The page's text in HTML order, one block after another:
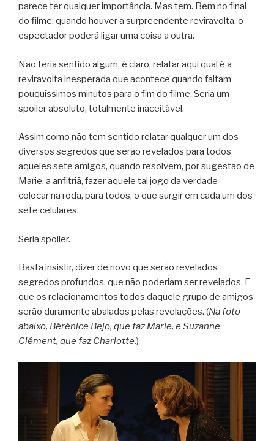
parece ter qualquer importância. Mas tem. Bem no final
do filme, quando houver a surpreendente reviravolta, o
espectador poderá ligar uma coisa a outra.
Não teria sentido algum, é claro, relatar aqui qual é a
reviravolta inesperada que acontece quando faltam
pouquíssimos minutos para o fim do filme. Seria um
spoiler absoluto, totalmente inaceitável.
Assim como não tem sentido relatar qualquer um dos
diversos segredos que serão revelados para todos
aqueles sete amigos, quando resolvem, por sugestão de
Marie, a anfitriã, fazer aquele tal jogo da verdade –
colocar na roda, para todos, o que surgir em cada um dos
sete celulares.
Seria spoiler.
Basta insistir, dizer de novo que serão revelados
segredos profundos, que não poderiam ser revelados. E
que os relacionamentos todos daquele grupo de amigos
serão duramente abalados pelas revelações. (Na foto
abaixo, Bérénice Bejo, que faz Marie, e Suzanne
Clément, que faz Charlotte.)